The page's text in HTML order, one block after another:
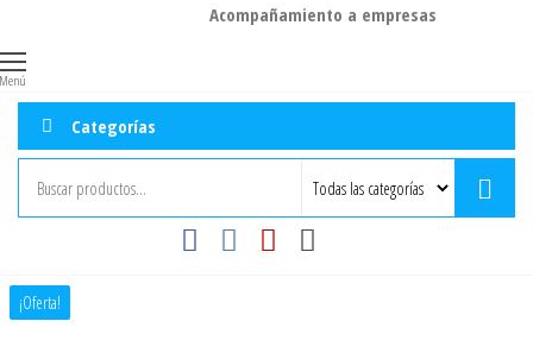
Acompañamiento a empresas
Categorías
¡Oferta!